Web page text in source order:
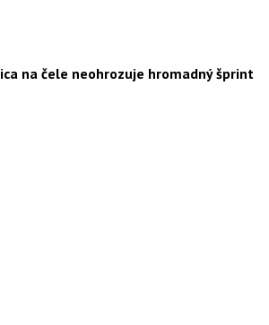
na čele neohrozuje hromadný šprint